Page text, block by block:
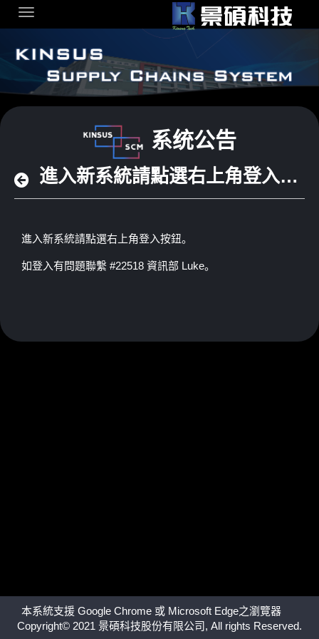
跳转到内容
系统公告
進入新系統請點選右上角登入按鈕。
進入新系統請點選右上角登入按鈕。
如登入有問題聯繫 #22518 資訊部 Luke。
本系統支援 Google Chrome 或 Microsoft Edge之瀏覽器
Copyright© 2021 景碩科技股份有限公司, All rights Reserved.